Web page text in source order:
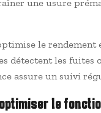
une usure
le rendement
détectent les fuites
assure un suivi
le